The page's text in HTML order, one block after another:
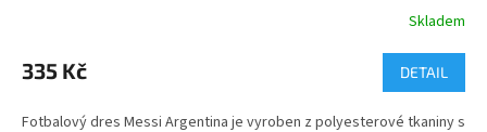
produktu
je
z
Skladem
335 Kč DETAIL
Fotbalový dres Messi Argentina je vyroben z polyesterové tkaniny s